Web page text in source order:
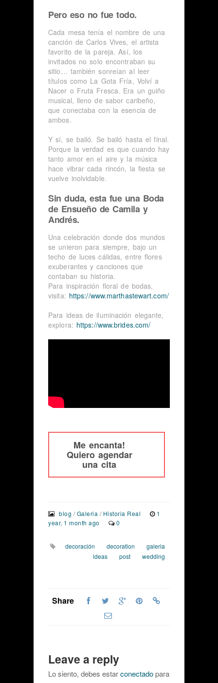
Pero eso no fue todo.
Cada mesa tenía el nombre de una
canción de Carlos Vives, el artista
favorito de la pareja. Así, los
invitados no solo encontraban su
sitio… también sonreían al leer
títulos como La Gota Fría, Volví a
Nacer o Fruta Fresca. Era un guiño
musical, lleno de sabor caribeño,
que conectaba con la esencia de
ambos.
Y sí, se bailó. Se bailó hasta el final.
Porque la verdad es que cuando hay
tanto amor en el aire y la música
hace vibrar cada rincón, la fiesta se
vuelve inolvidable.
Sin duda, esta fue una Boda
de Ensueño de Camila y
Andrés.
Una celebración donde dos mundos
se unieron para siempre, bajo un
techo de luces cálidas, entre flores
exuberantes y canciones que
contaban su historia.
Para inspiración floral de bodas,
visita: https://www.marthastewart.com/
Para ideas de iluminación elegante,
explora: https://www.brides.com/
Me encanta!
Quiero agendar
una cita
blog /Galeria / Historia Real
1
year, 1 month ago
0
decoración decoration
galeria
ideas
post wedding
Share
Leave a reply
Lo siento, debes estarconectadopara